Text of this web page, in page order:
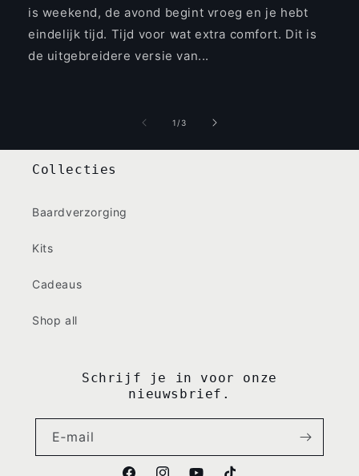
is weekend, de avond begint vroeg en je hebt
eindelijk tijd. Tijd voor wat extra comfort. Dit is
de uitgebreidere versie van...
1 /van
3
Collecties
Baardverzorging
Kits
Cadeaus
Shop all
Schrijf je in voor onze
nieuwsbrief.
E‑mail